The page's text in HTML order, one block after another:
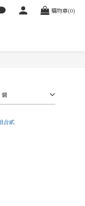
購物車(0)
個